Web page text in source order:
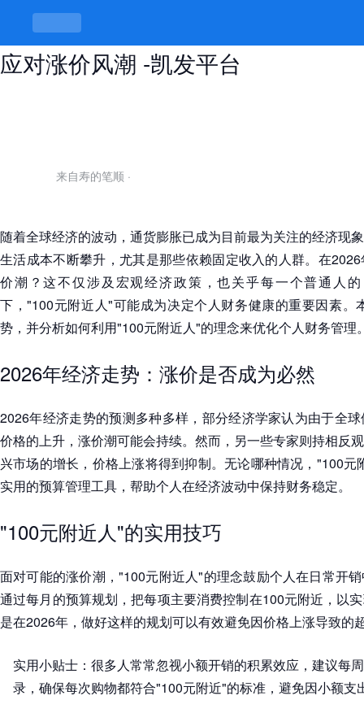
2026年市场趋势：100元附近人如何
应对涨价风潮 -凯发平台
来自寿的笔顺 ·
随着全球经济的波动，通货膨胀已成为目前最为关注的经济现
生活成本不断攀升，尤其是那些依赖固定收入的人群。在
价潮？这不仅涉及宏观经济政策，也关乎每一个普通人
下，"100元附近人"可能成为决定个人财务健康的重要因素。
势，并分析如何利用"100元附近人"的理念来优化个人财务管理
2026年经济走势：涨价是否成为必然
2026年经济走势的预测多种多样，部分经济学家认为由于全
价格的上升，涨价潮可能会持续。然而，另一些专家则持相反
兴市场的增长，价格上涨将得到抑制。无论哪种情况，"100
实用的预算管理工具，帮助个人在经济波动中保持财务稳定。
"100元附近人"的实用技巧
面对可能的涨价潮，"100元附近人"的理念鼓励个人在日常开
通过每月的预算规划，把每项主要消费控制在100元附近，以
是在2026年，做好这样的规划可以有效避免因价格上涨导致的
实用小贴士：很多人常常忽视小额开销的积累效应，建议每
录，确保每次购物都符合"100元附近"的标准，避免因小额支